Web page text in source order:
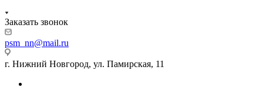
Заказать звонок
psm_nn@mail.ru
г. Нижний Новгород, ул. Памирская, 11